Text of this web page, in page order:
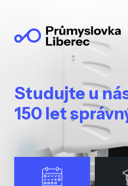
Studujte u
150 let